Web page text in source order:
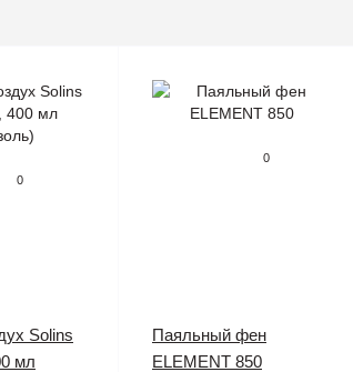
0
Solins
мл
0
Паяльный фен
ELEMENT 850